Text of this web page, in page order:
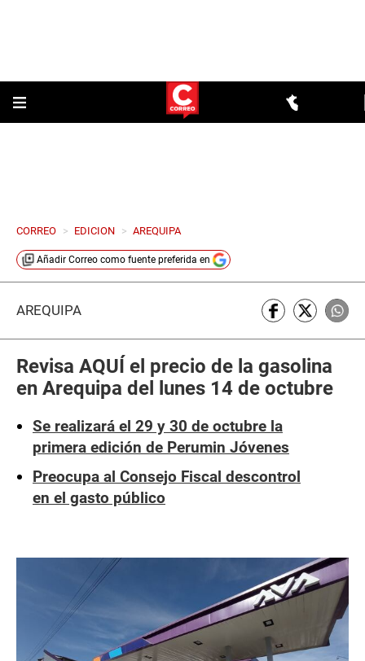
CORREO > EDICION > AREQUIPA
Añadir Correo como fuente preferida en
AREQUIPA
Revisa AQUÍ el precio de la gasolina
en Arequipa del lunes 14 de octubre
Se realizará el 29 y 30 de octubre la
primera edición de Perumin Jóvenes
Preocupa al Consejo Fiscal descontrol
en el gasto público